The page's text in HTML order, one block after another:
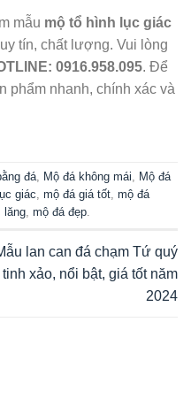
mẫu mộ tổ hình lục giác
tín, chất lượng. Vui lòng
0916.958.095. Để
phẩm nhanh, chính xác và
đá, Mộ đá không mái, Mộ đá
giác, mộ đá giá tốt, mộ đá
lăng, mộ đá đẹp.
lan can đá chạm Tứ quý
tinh xảo, nổi bật, giá tốt năm
2024